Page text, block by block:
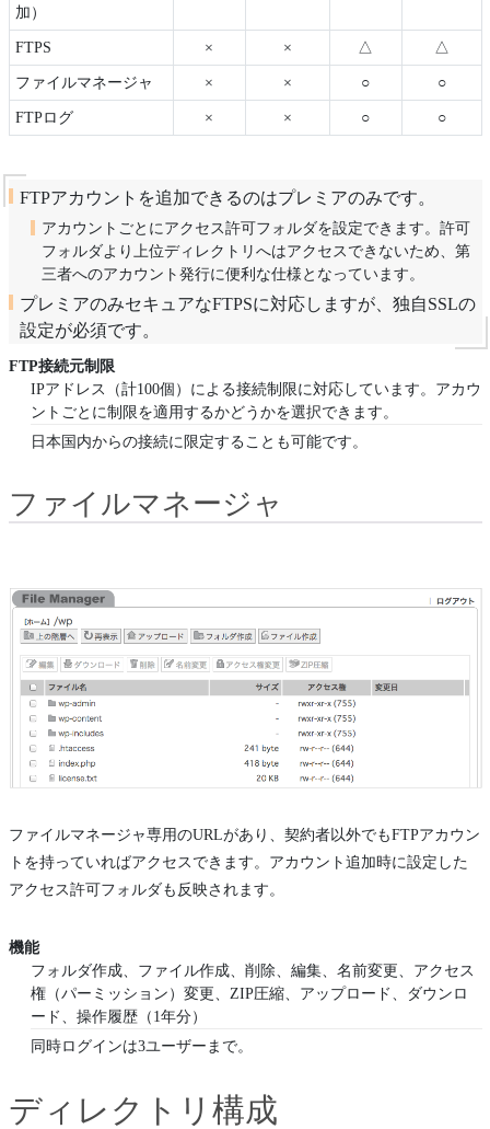
加）
FTPS × × △ △
ファイルマネージャ × × ○ ○
FTPログ × × ○ ○
FTPアカウントを追加できるのはプレミアのみです。
アカウントごとにアクセス許可フォルダを設定できます。許可
フォルダより上位ディレクトリへはアクセスできないため、第
三者へのアカウント発行に便利な仕様となっています。
プレミアのみセキュアなFTPSに対応しますが、独自SSLの
設定が必須です。
FTP接続元制限
IPアドレス（計100個）による接続制限に対応しています。アカウ
ントごとに制限を適用するかどうかを選択できます。
日本国内からの接続に限定することも可能です。
ファイルマネージャ
ファイルマネージャ専用のURLがあり、契約者以外でもFTPアカウン
トを持っていればアクセスできます。アカウント追加時に設定した
アクセス許可フォルダも反映されます。
機能
フォルダ作成、ファイル作成、削除、編集、名前変更、アクセス
権（パーミッション）変更、ZIP圧縮、アップロード、ダウンロ
ード、操作履歴（1年分）
同時ログインは3ユーザーまで。
ディレクトリ構成